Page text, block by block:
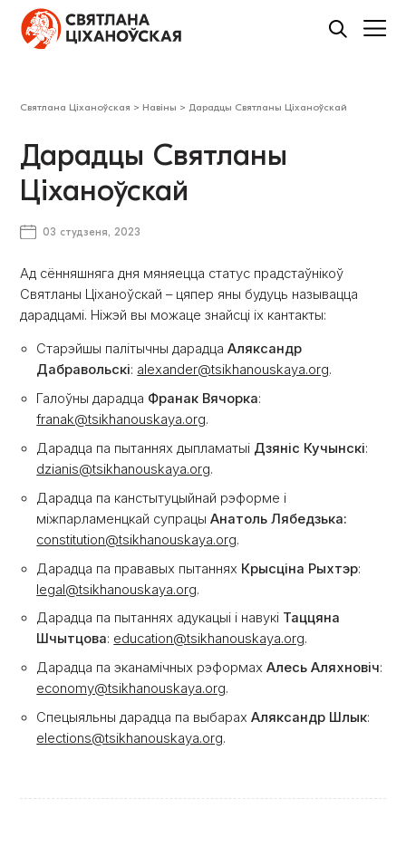
Святлана Ціханоўская > Навіны > Дарадцы Святланы Ціханоўскай
Дарадцы Святланы
Ціханоўскай
03 студзеня, 2023
Ад сённяшняга дня мяняецца статус прадстаўнікоў
Святланы Ціханоўскай – цяпер яны будуць называцца
дарадцамі. Ніжэй вы можаце знайсці іх кантакты:
Старэйшы палітычны дарадцаАляксандр
Дабравольскі: alexander@tsikhanouskaya.org.
Галоўны дарадца Франак Вячорка:
franak@tsikhanouskaya.org.
Дарадца па пытаннях дыпламатыі Дзяніс Кучынскі:
dzianis@tsikhanouskaya.org.
Дарадца па канстытуцыйнай рэформе і
міжпарламенцкай супрацыАнатоль Лябедзька:
constitution@tsikhanouskaya.org.
Дарадца па прававых пытаннях Крысціна Рыхтэр:
legal@tsikhanouskaya.org.
Дарадца па пытаннях адукацыі і навукі Таццяна
Шчытцова: education@tsikhanouskaya.org.
Дарадца па эканамічных рэформахАлесь Аляхновіч:
economy@tsikhanouskaya.org.
Спецыяльны дарадца па выбарахАляксандр Шлык:
elections@tsikhanouskaya.org.